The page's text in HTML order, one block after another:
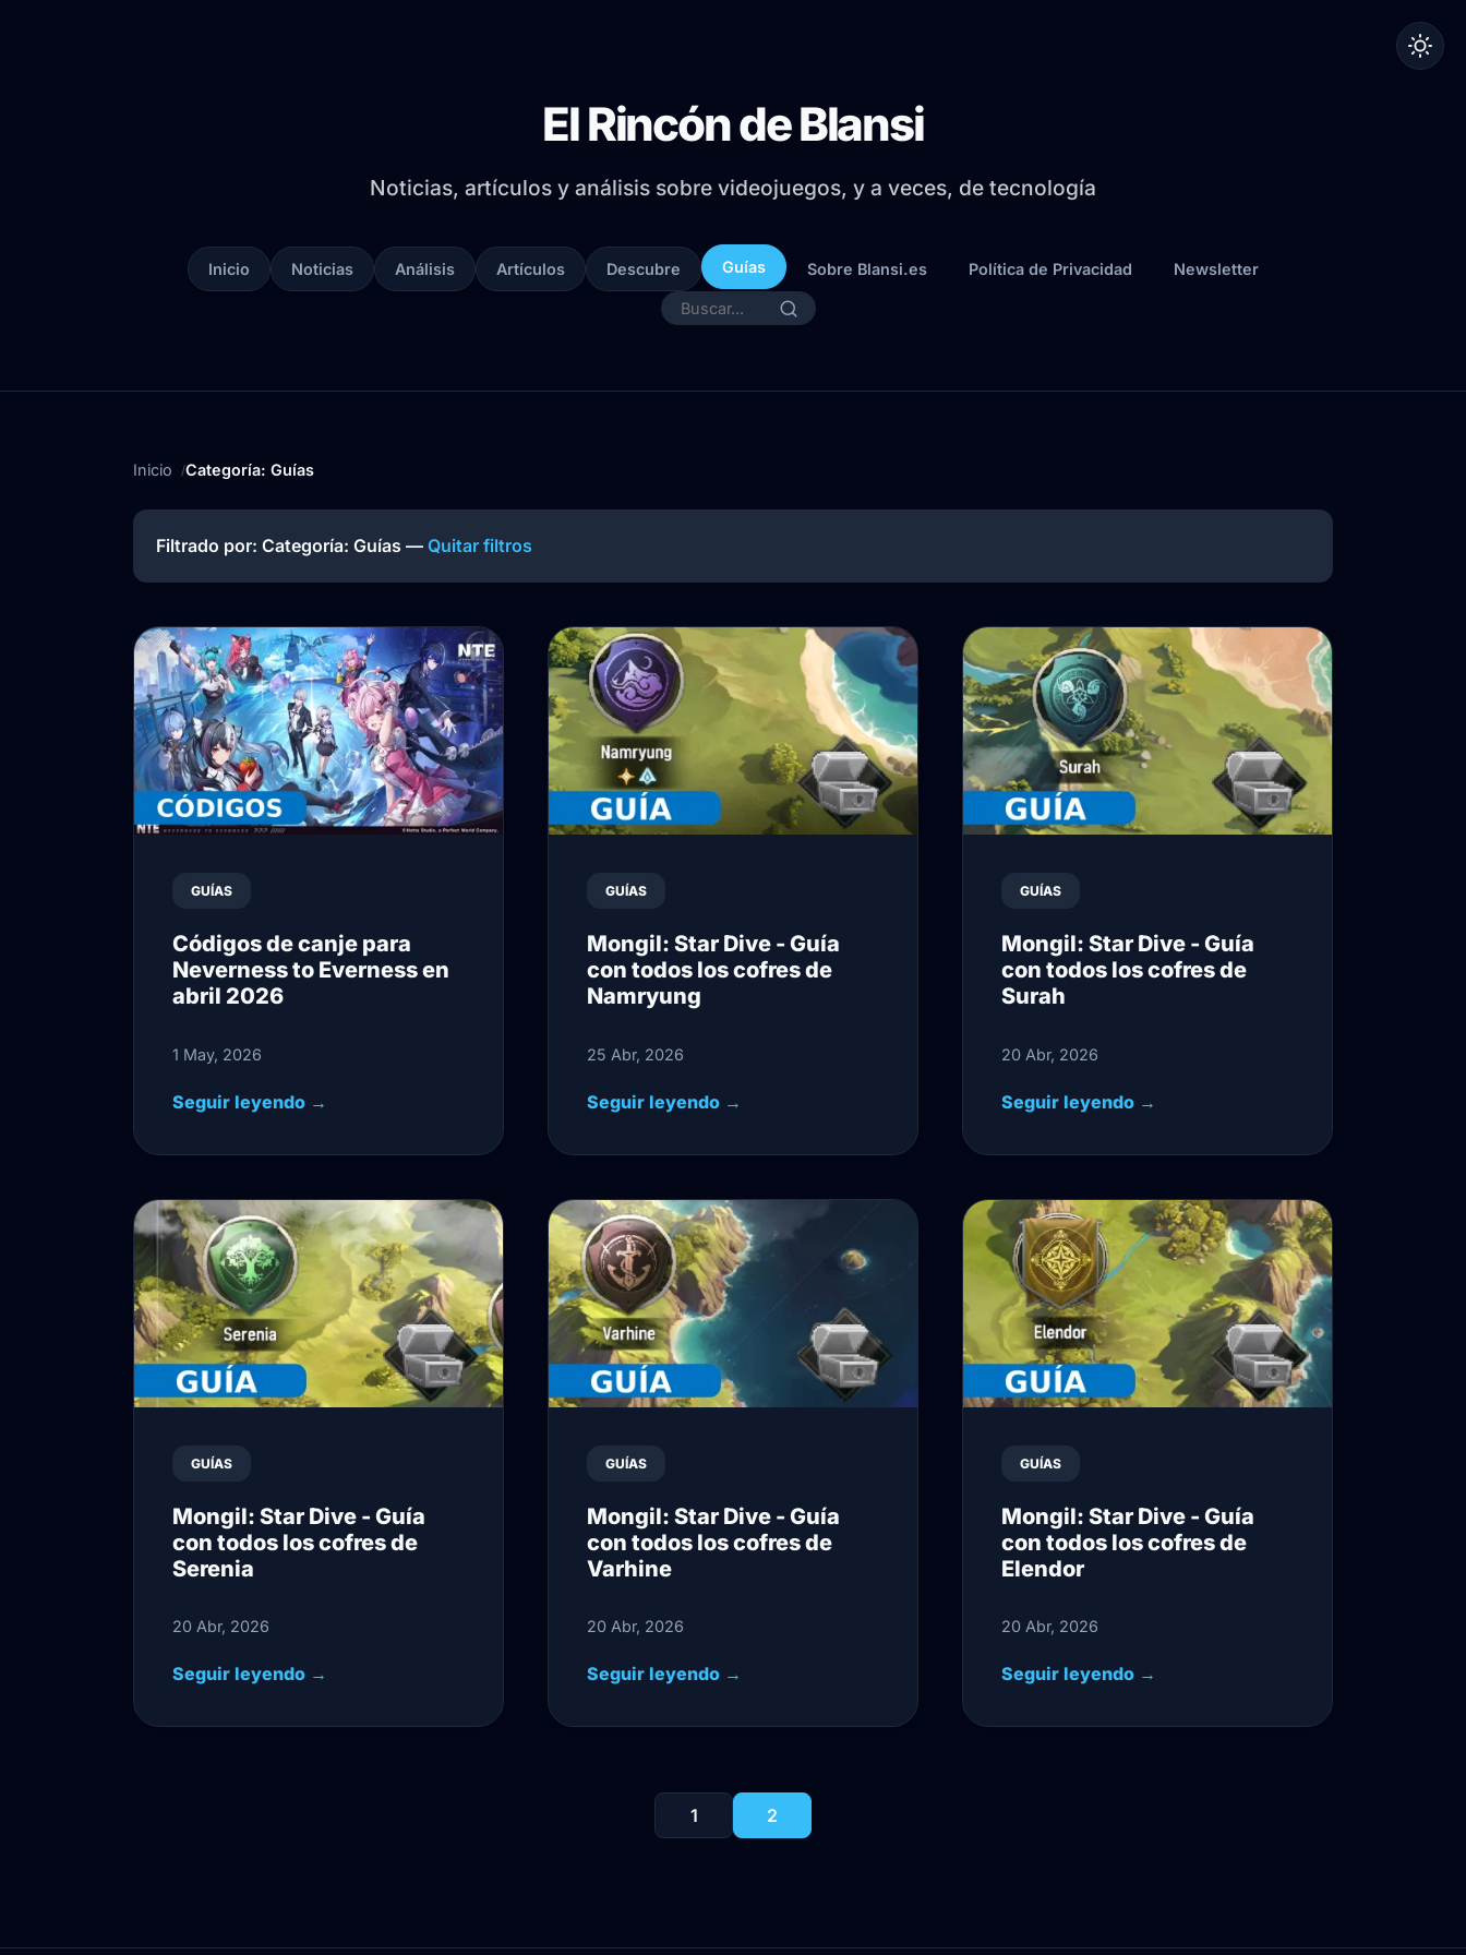
El Rincón de Blansi
Noticias, artículos y análisis sobre videojuegos, y a veces, de tecnología
Inicio Noticias Análisis Artículos Descubre Guías Sobre Blansi.es Política de Privacidad Newsletter
Inicio Categoría: Guías
Filtrado por: Categoría: Guías — Quitar filtros
GUÍAS
Códigos de canje para
Neverness to Everness en
abril 2026
1 May, 2026
Seguir leyendo →
GUÍAS
Mongil: Star Dive - Guía
con todos los cofres de
Namryung
25 Abr, 2026
Seguir leyendo →
GUÍAS
Mongil: Star Dive - Guía
con todos los cofres de
Surah
20 Abr, 2026
Seguir leyendo →
GUÍAS
Mongil: Star Dive - Guía
con todos los cofres de
Serenia
20 Abr, 2026
Seguir leyendo →
GUÍAS
Mongil: Star Dive - Guía
con todos los cofres de
Varhine
20 Abr, 2026
Seguir leyendo →
GUÍAS
Mongil: Star Dive - Guía
con todos los cofres de
Elendor
20 Abr, 2026
Seguir leyendo →
1 2